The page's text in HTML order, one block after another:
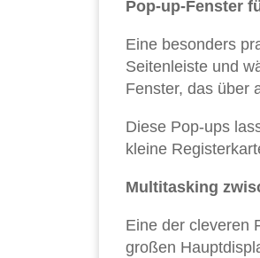
Pop-up-Fenster
Eine besonders
Seitenleiste und
Fenster, das über
Diese Pop-ups
kleine
Multitasking
Eine der cleveren
großen